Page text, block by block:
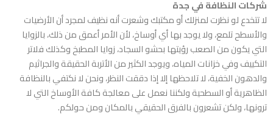
شركات النظافة في جدة
لا تتخدع لو نظرت لمنزلك أو مكتبك وشعرت أنه نظيف لمجرد أن الأرضيات
والأسطح تلمع، ولا يوجد بها أي أوساخ، لأن الأمر أعمق من ذلك، بالزوايا
التي يكون من الصعب رؤيتها بحشو السجاد، زوايا المطبخ وكذلك فلاتر
التكييف وفي خزانات المياه، ويوجد الكثير من الأتربة الحقيقة والجراثيم
والدهون الخفية، لا تلاحظها إلا إذا دققت النظر، ونحن لا نكتفي بالنظافة
الظاهرية أو السطحية ولكننا نعمل على معالجة كافة الأوساخ التي لا
ترونها، ولكن تشعرون بالفرق الحقيقي بالمكان ومن حولكم.